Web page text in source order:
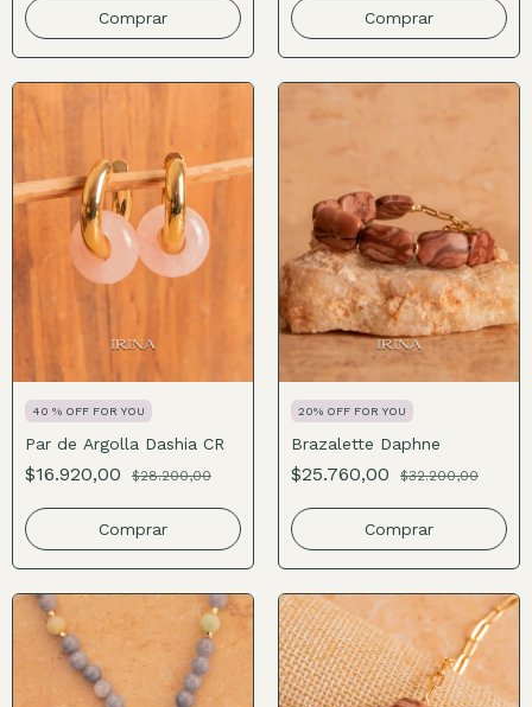
Comprar
40 % OFF FOR YOU
Par de Argolla Dashia CR
$16.920,00 $28.200,00
Comprar
20% OFF FOR YOU
Brazalette Daphne
$25.760,00 $32.200,00